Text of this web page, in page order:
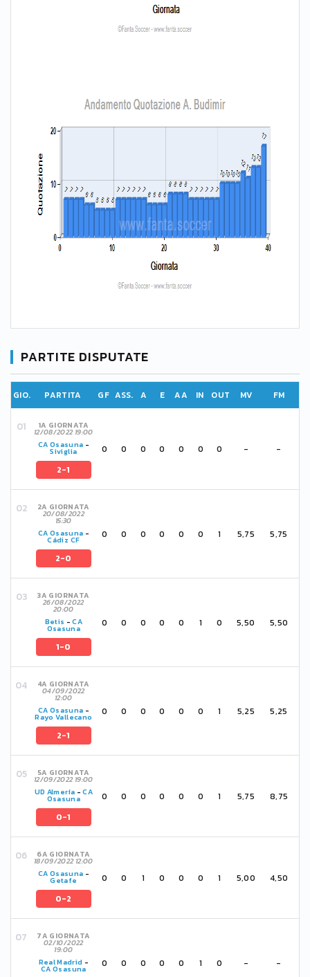
PARTITE DISPUTATE
GIO. PARTITA GF ASS. A E AA IN OUT MV FM
1A GIORNATA
12/08/2022 19:00
CA Osasuna -
Siviglia
2-1
0 0 0 0 0 0 0 - -
2A GIORNATA
20/08/2022
15:30
CA Osasuna -
Cádiz CF
2-0
0 0 0 0 0 0 1 5,75 5,75
3A GIORNATA
26/08/2022
20:00
Betis -CA
Osasuna
1-0
0 0 0 0 0 1 0 5,50 5,50
4A GIORNATA
04/09/2022
12:00
CA Osasuna -
Rayo Vallecano
2-1
0 0 0 0 0 0 1 5,25 5,25
5A GIORNATA
12/09/2022 19:00
UD Almería -CA
Osasuna
0-1
0 0 0 0 0 0 1 5,75 8,75
6A GIORNATA
18/09/2022 12:00
CA Osasuna -
Getafe
0-2
0 0 1 0 0 0 1 5,00 4,50
7A GIORNATA
02/10/2022
19:00
Real Madrid -
CA Osasuna 0 0 0 0 0 1 0 - -